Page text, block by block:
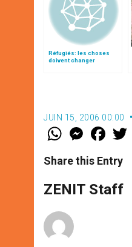
Réfugiés: les choses
doivent changer
JUIN 15, 2006 00:00
W
t
s
p
p
M
e
s
e
g
e
F
a
e
b
o
k
Share this Entry
ZENIT Staff